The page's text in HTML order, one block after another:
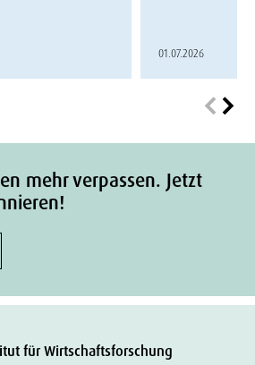
01.07.2026
mehr verpassen. Jetzt
für Wirtschaftsforschung